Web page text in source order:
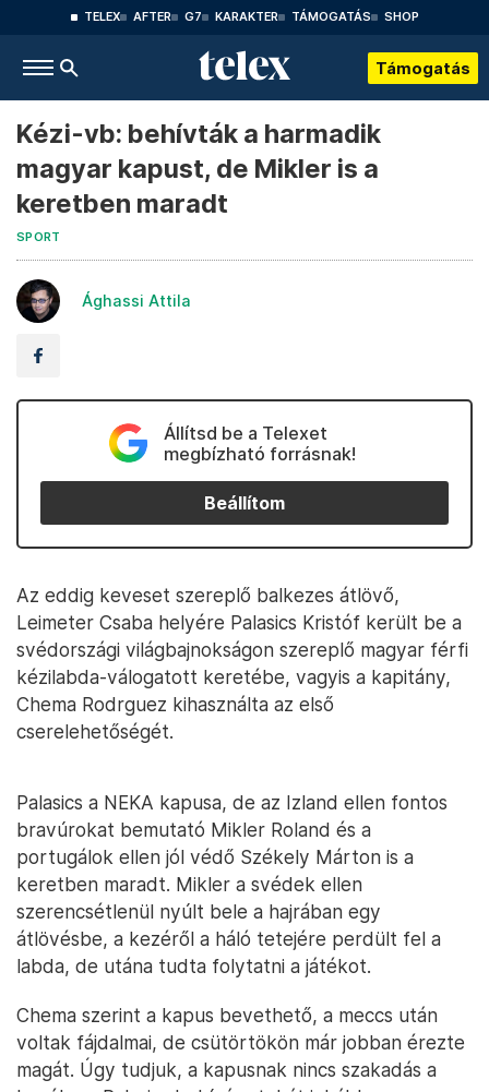
TELEX AFTER G7 KARAKTER TÁMOGATÁS SHOP
Támogatás
Kézi-vb: behívták a harmadik
magyar kapust, de Mikler is a
keretben maradt
SPORT
Ághassi Attila
Állítsd be a Telexet
megbízható forrásnak!
Beállítom
Az eddig keveset szereplő balkezes átlövő,
Leimeter Csaba helyére Palasics Kristóf került be a
svédországi világbajnokságon szereplő magyar férfi
kézilabda-válogatott keretébe, vagyis a kapitány,
Chema Rodrguez kihasználta az első
cserelehetőségét.
Palasics a NEKA kapusa, de az Izland ellen fontos
bravúrokat bemutató Mikler Roland és a
portugálok ellen jól védő Székely Márton is a
keretben maradt. Mikler a svédek ellen
szerencsétlenül nyúlt bele a hajrában egy
átlövésbe, a kezéről a háló tetejére perdült fel a
labda, de utána tudta folytatni a játékot.
Chema szerint a kapus bevethető, a meccs után
voltak fájdalmai, de csütörtökön már jobban érezte
magát. Úgy tudjuk, a kapusnak nincs szakadás a